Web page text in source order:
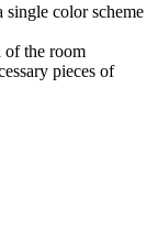
single color scheme
of the room
pieces of